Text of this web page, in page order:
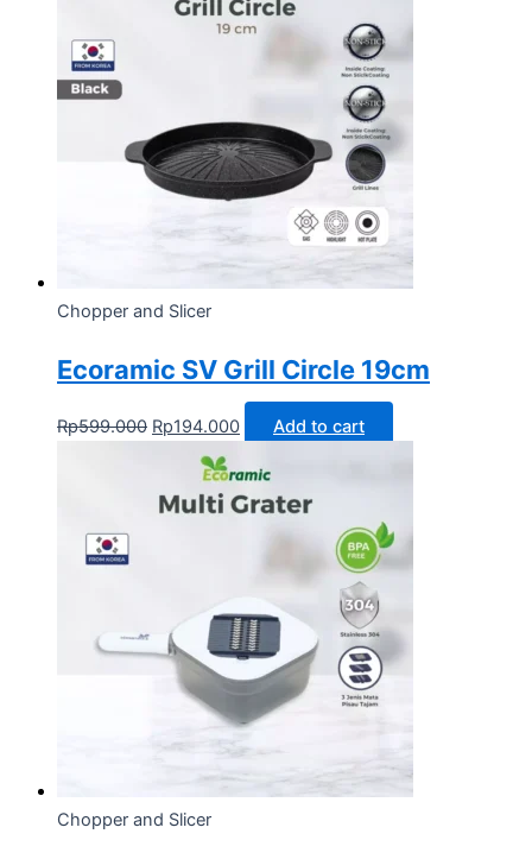
Chopper and Slicer
Ecoramic SV Grill Circle 19cm
Rp599.000 Rp194.000 Add to cart
Chopper and Slicer